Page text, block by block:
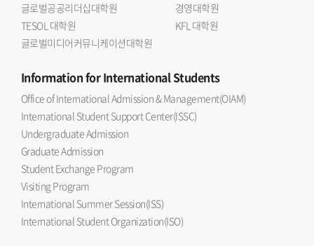
글로벌공공리더십대학원
경영대학원
TESOL 대학원
KFL 대학원
글로벌미디어커뮤니케이션대학원
Informationfor International Students
Office of International Admission & Management(OIAM)
International Student Support Center(ISSC)
Undergraduate Admission
Graduate Admission
Student Exchange Program
Visiting Program
International Summer Session(ISS)
International Student Organization(ISO)